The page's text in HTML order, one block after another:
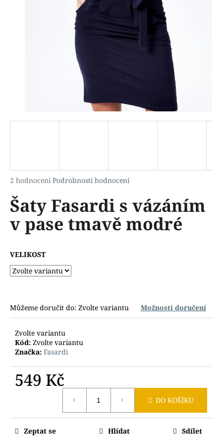
Průměrné
produktu
je
z
2 hodnocení Podrobnosti hodnocení
Šaty Fasardi s vázáním
v pase tmavě modré
VELIKOST
Můžeme doručit do: Zvolte variantu Možnosti doručení
Zvolte variantu
Kód: Zvolte variantu
Značka: Fasardi
549 Kč
DO KOŠÍKU
Zeptat se Hlídat Sdílet
o
p
r
u
č
e
m
e